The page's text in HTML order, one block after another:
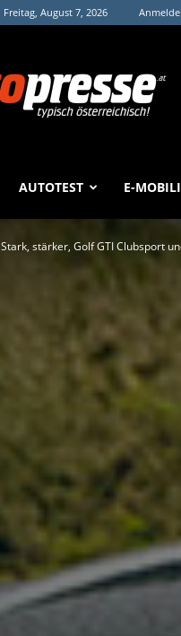
Freitag, August 7, 2026
AUTOTEST E-
Stark, stärker, Golf GTI Clubsport